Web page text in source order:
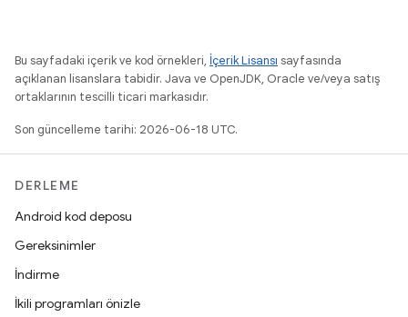
Bu sayfadaki içerik ve kod örnekleri, İçerik Lisansı sayfasında
açıklanan lisanslara tabidir. Java ve OpenJDK, Oracle ve/veya satış
ortaklarının tescilli ticari markasıdır.
Son güncelleme tarihi: 2026-06-18 UTC.
DERLEME
Android kod deposu
Gereksinimler
İndirme
İkili programları önizle